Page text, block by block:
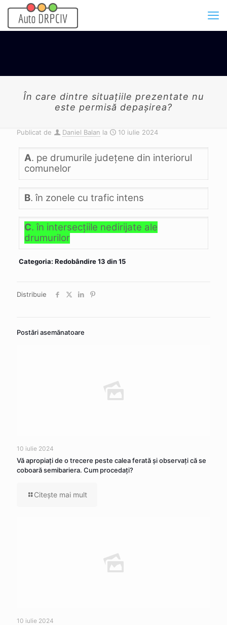
În care dintre situaţiile prezentate nu
este permisă depaşirea?
Publicat de Daniel Balan la 10 iulie 2024
A. pe drumurile judeţene din interiorul
comunelor
B. în zonele cu trafic intens
C. în intersecţiile nedirijate ale
drumurilor
Categoria: Redobândire 13 din 15
Distribuie
Postări asemănatoare
10 iulie 2024
Vă apropiaţi de o trecere peste calea ferată şi observaţi că se
coboară semibariera. Cum procedaţi?
Citeşte mai mult
10 iulie 2024